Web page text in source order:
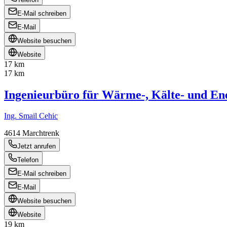
E-Mail schreiben
E-Mail
Website besuchen
Website
17 km
17 km
Ingenieurbüro für Wärme-, Kälte- und
Ing. Smail Cehic
4614 Marchtrenk
Jetzt anrufen
Telefon
E-Mail schreiben
E-Mail
Website besuchen
Website
19 km